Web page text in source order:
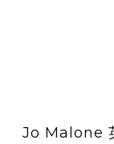
Jo Malone